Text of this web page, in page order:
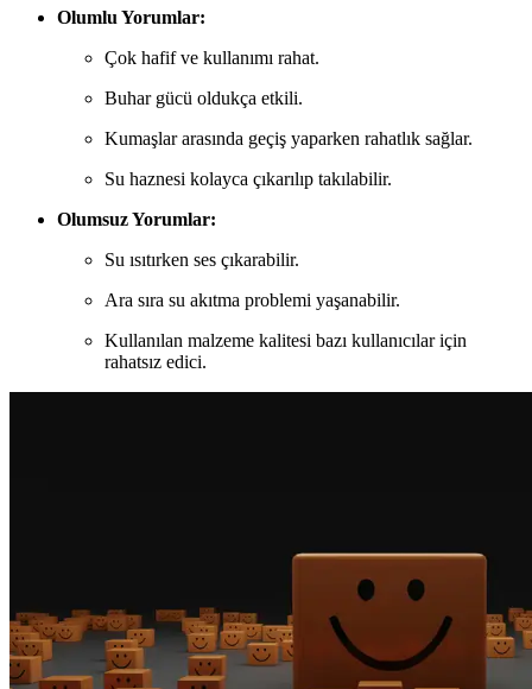
Olumlu Yorumlar:
Çok hafif ve kullanımı rahat.
Buhar gücü oldukça etkili.
Kumaşlar arasında geçiş yaparken rahatlık sağlar.
Su haznesi kolayca çıkarılıp takılabilir.
Olumsuz Yorumlar:
Su ısıtırken ses çıkarabilir.
Ara sıra su akıtma problemi yaşanabilir.
Kullanılan malzeme kalitesi bazı kullanıcılar için
rahatsız edici.